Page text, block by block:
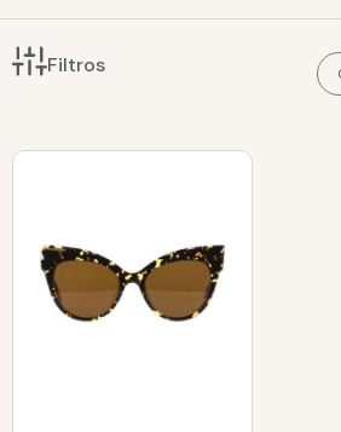
Filtros